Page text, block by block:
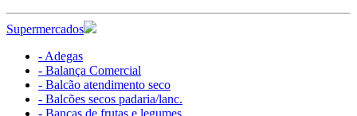
Supermercados
- Adegas
- Balança Comercial
- Balcão atendimento seco
- Balcões secos padaria/lanc.
- Bancas de frutas e legumes